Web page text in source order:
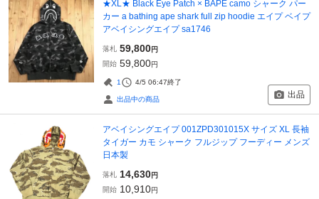
★XL★ Black Eye Patch × BAPE camo シャーク パー
カー a bathing ape shark full zip hoodie エイプ ベイプ
アベイシングエイプ sa1746
落札 59,800円
開始 59,800円
1 4/5 06:47終了
出品中の商品 出品
アベイシングエイプ 001ZPD301015X サイズ XL 長袖
タイガー カモ シャーク フルジップ フーディー メンズ
日本製
落札 14,630円
開始 10,910円